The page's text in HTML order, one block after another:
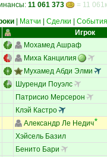
11 061 373 = 11
Матчи Сделки События
Игрок
Мохамед Ашраф
Миха Канцилия
Мухамед Абди Элми
Шуренди Поуэлс
Патрисио Мерсерон
Клэй Кастро
Александр Ле Недич
Хэйсель Базил
Бенито Бари